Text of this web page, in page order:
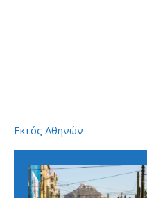
Εκτός Αθηνών